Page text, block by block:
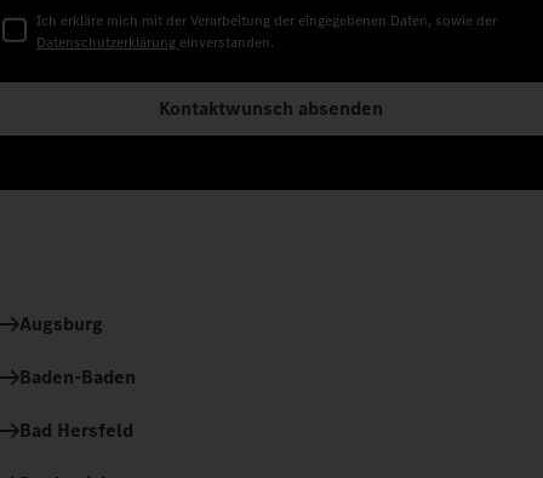
Ich erkläre mich mit der Verarbeitung der eingegebenen Daten, sowie der
Datenschutzerklärung einverstanden.
Kontaktwunsch absenden
Augsburg
Baden-Baden
Bad Hersfeld